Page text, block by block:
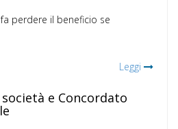
perdere il beneficio se
Leggi
e Concordato